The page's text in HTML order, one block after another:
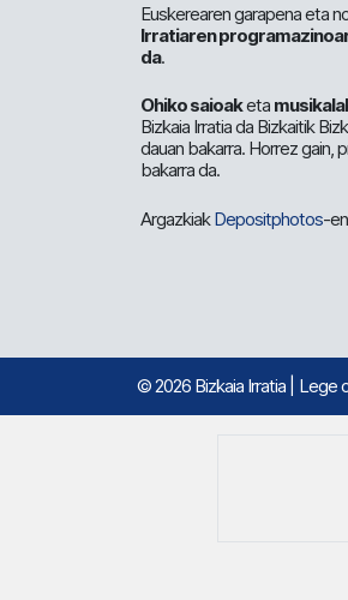
Euskerearen garapena eta
Irratiaren
da.
Ohiko saioaketa
Bizkaia Irratia da Bizkaitik
dauan bakarra. Horrez gain,
bakarra da.
ArgazkiakDepositphotos-
© 2026 Bizkaia Irratia Lege